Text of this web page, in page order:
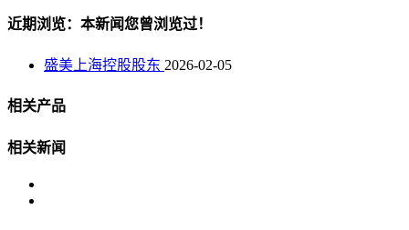
近期浏览：本新闻您曾浏览过！
盛美上海控股股东 2026-02-05
相关产品
相关新闻